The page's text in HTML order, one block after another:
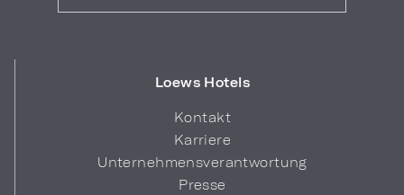
Loews Hotels
Kontakt
Karriere
Unternehmensverantwortung
Presse